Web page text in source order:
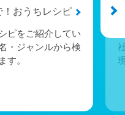
！おうちレシピ
ピをご紹介してい
・ジャンルから検
す。